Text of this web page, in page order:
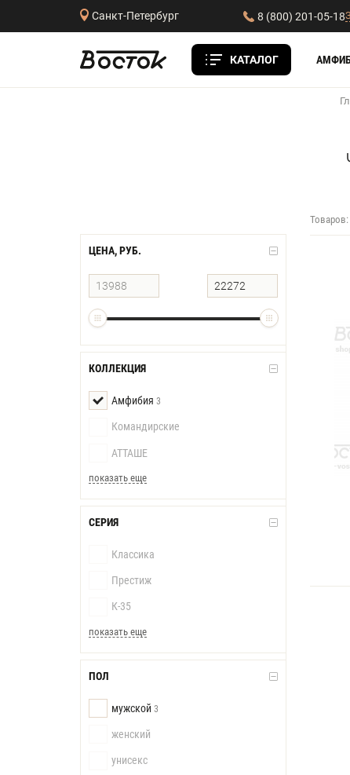
Санкт-Петербург 8 (800) 201-05-18
КАТАЛОГ
ЦЕНА, РУБ.
КОЛЛЕКЦИЯ
Амфибия 3
Командирские
АТТАШЕ
показать еще
СЕРИЯ
Классика
Престиж
К-35
показать еще
ПОЛ
мужской 3
женский
унисекс
Товаров: